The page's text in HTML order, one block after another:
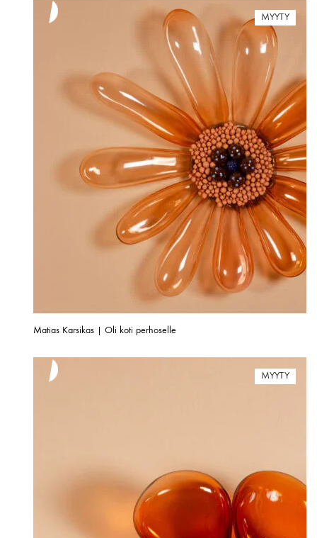
MYYTY
Matias Karsikas | Oli koti perhoselle
MYYTY